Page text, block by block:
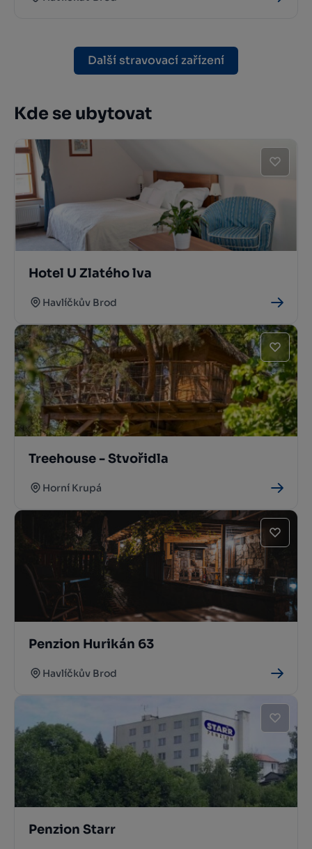
Další stravovací zařízení
Kde se ubytovat
Hotel U Zlatého lva
Havlíčkův Brod
Treehouse - Stvořidla
Horní Krupá
Penzion Hurikán 63
Havlíčkův Brod
Penzion Starr